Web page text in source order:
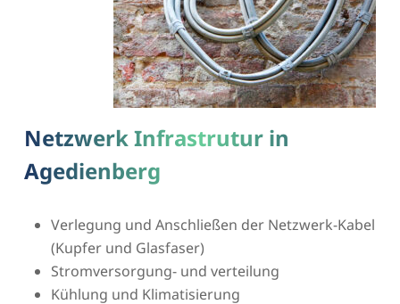
Netzwerk Infrastrutur in
Agedienberg
Verlegung und Anschließen der Netzwerk-Kabel
(Kupfer und Glasfaser)
Stromversorgung- und verteilung
Kühlung und Klimatisierung